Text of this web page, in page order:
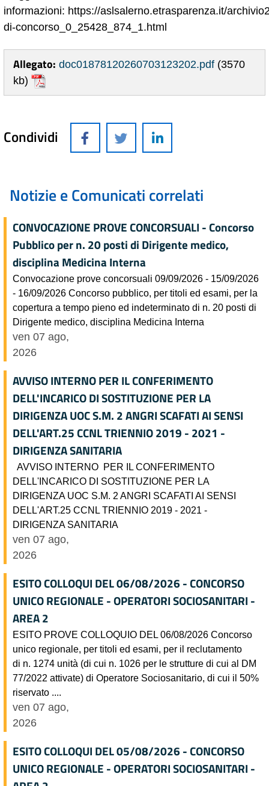
informazioni: https://aslsalerno.etrasparenza.it/
di-concorso_0_25428_874_1.html
Allegato: doc01878120260703123202.pdf (3570
kb)
Condividi
Notizie e Comunicati correlati
CONVOCAZIONE PROVE CONCORSUALI - Concorso
Pubblico per n. 20 posti di Dirigente medico,
disciplina Medicina Interna
Convocazione prove concorsuali 09/09/2026 - 15/09/2026
- 16/09/2026 Concorso pubblico, per titoli ed esami, per la
copertura a tempo pieno ed indeterminato di n. 20 posti di
Dirigente medico, disciplina Medicina Interna
ven 07 ago,
2026
AVVISO INTERNO PER IL CONFERIMENTO
DELL'INCARICO DI SOSTITUZIONE PER LA
DIRIGENZA UOC S.M. 2 ANGRI SCAFATI AI SENSI
DELL'ART.25 CCNL TRIENNIO 2019 - 2021 -
DIRIGENZA SANITARIA
AVVISO INTERNO PER IL CONFERIMENTO
DELL'INCARICO DI SOSTITUZIONE PER LA
DIRIGENZA UOC S.M. 2 ANGRI SCAFATI AI SENSI
DELL'ART.25 CCNL TRIENNIO 2019 - 2021 -
DIRIGENZA SANITARIA
ven 07 ago,
2026
ESITO COLLOQUI DEL 06/08/2026 - CONCORSO
UNICO REGIONALE - OPERATORI SOCIOSANITARI -
AREA 2
ESITO PROVE COLLOQUIO DEL 06/08/2026 Concorso
unico regionale, per titoli ed esami, per il reclutamento
di n. 1274 unità (di cui n. 1026 per le strutture di cui al DM
77/2022 attivate) di Operatore Sociosanitario, di cui il 50%
riservato ....
ven 07 ago,
2026
ESITO COLLOQUI DEL 05/08/2026 - CONCORSO
UNICO REGIONALE - OPERATORI SOCIOSANITARI -